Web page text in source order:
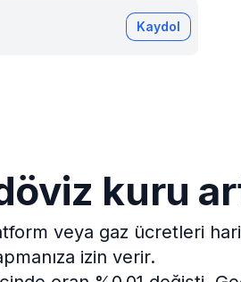
Kaydol
kuru
veya gaz ücretleri
izin verir.